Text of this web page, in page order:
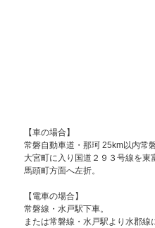
【車の場合】
常磐自動車道・那珂 25km以内常
大宮町に入り国道２９３号線を東
馬頭町方面へ左折。
【電車の場合】
常磐線・水戸駅下車。
または常磐線・水戸駅より水郡線